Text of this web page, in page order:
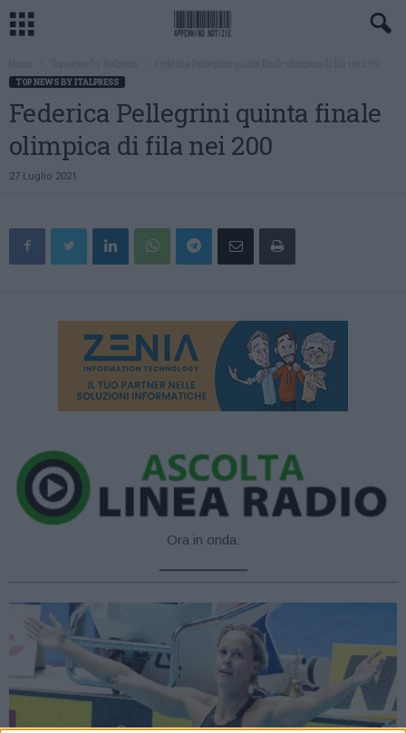
TOP NEWS BY ITALPRESS
Federica Pellegrini quinta finale
olimpica di fila nei 200
27 Luglio 2021
Ora in onda: